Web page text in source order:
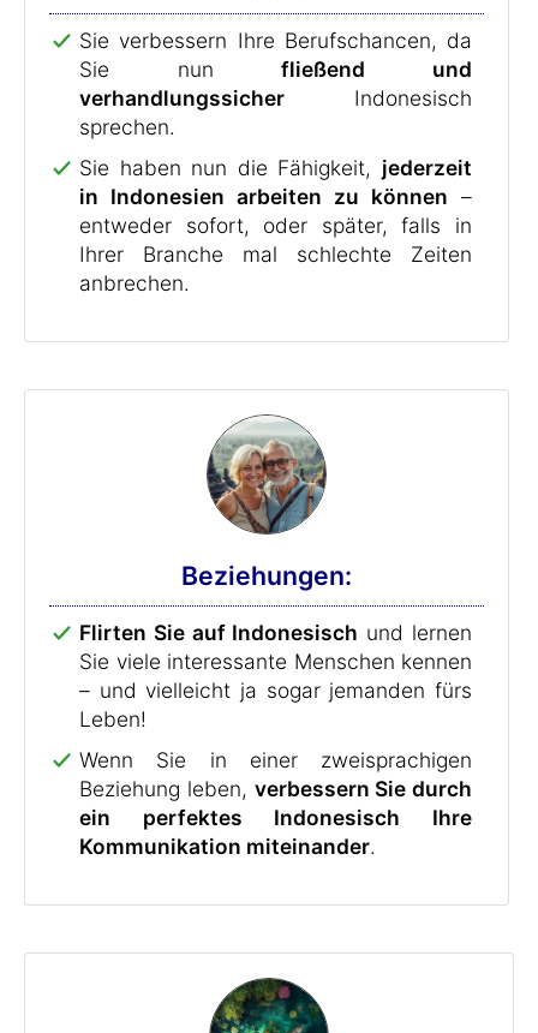
Sie verbessern Ihre Berufschancen, da
Sie nunfließend und
verhandlungssicher Indonesisch
sprechen.
Sie haben nun die Fähigkeit, jederzeit
in Indonesien arbeiten zu können –
entweder sofort, oder später, falls in
Ihrer Branche mal schlechte Zeiten
anbrechen.
Beziehungen:
Flirten Sie auf Indonesisch und lernen
Sie viele interessante Menschen kennen
– und vielleicht ja sogar jemanden fürs
Leben!
Wenn Sie in einer zweisprachigen
Beziehung leben, verbessern Sie durch
ein perfektes Indonesisch Ihre
Kommunikation miteinander.